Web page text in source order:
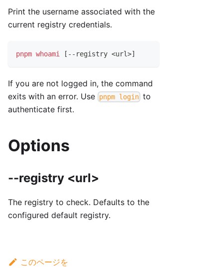
Print the username associated with the
current registry credentials.
pnpm whoami [ --registry <url>]
If you are not logged in, the command
exits with an error. Use pnpm login to
authenticate first.
Options
--registry <url>
The registry to check. Defaults to the
configured default registry.
このページを